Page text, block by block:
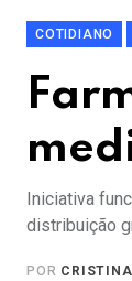
COTIDIANO
Iniciativa
distribuição
POR